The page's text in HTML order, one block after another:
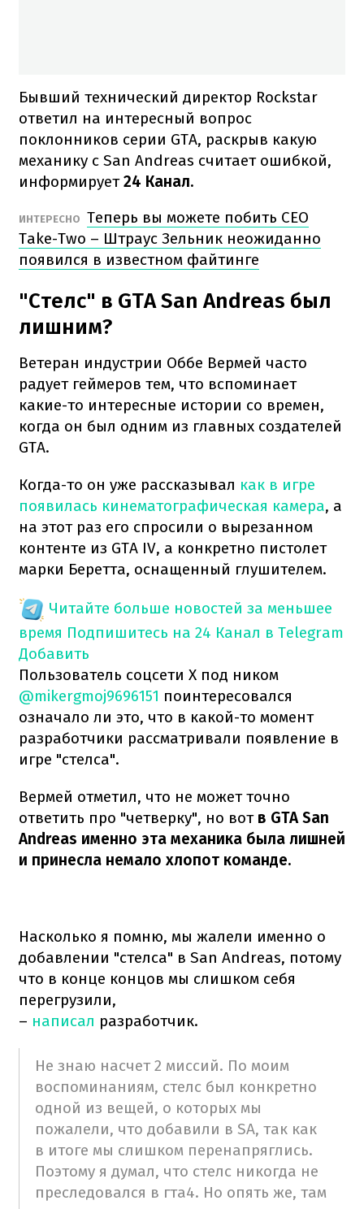
Бывший технический директор Rockstar
ответил на интересный вопрос
поклонников серии GTA, раскрыв какую
механику с San Andreas считает ошибкой,
информирует24 Канал.
ИНТЕРЕСНО Теперь вы можете побить CEO
Take-Two – Штраус Зельник неожиданно
появился в известном файтинге
"Стелс" в GTA San Andreas был
лишним?
Ветеран индустрии Оббе Вермей часто
радует геймеров тем, что вспоминает
какие-то интересные истории со времен,
когда он был одним из главных создателей
GTA.
Когда-то он уже рассказывал как в игре
появилась кинематографическая камера, а
на этот раз его спросили о вырезанном
контенте из GTA IV, а конкретно пистолет
марки Беретта, оснащенный глушителем.
Читайте больше новостей за меньшее
время Подпишитесь на 24 Канал в Telegram
Добавить
Пользователь соцсети X под ником
@mikergmoj9696151 поинтересовался
означало ли это, что в какой-то момент
разработчики рассматривали появление в
игре "стелса".
Вермей отметил, что не может точно
ответить про "четверку", но вотв GTA San
Andreas именно эта механика была лишней
и принесла немало хлопот команде.
Насколько я помню, мы жалели именно о
добавлении "стелса" в San Andreas, потому
что в конце концов мы слишком себя
перегрузили,
– написал разработчик.
Не знаю насчет 2 миссий. По моим
воспоминаниям, стелс был конкретно
одной из вещей, о которых мы
пожалели, что добавили в SA, так как
в итоге мы слишком перенапряглись.
Поэтому я думал, что стелс никогда не
преследовался в гта4. Но опять же, там